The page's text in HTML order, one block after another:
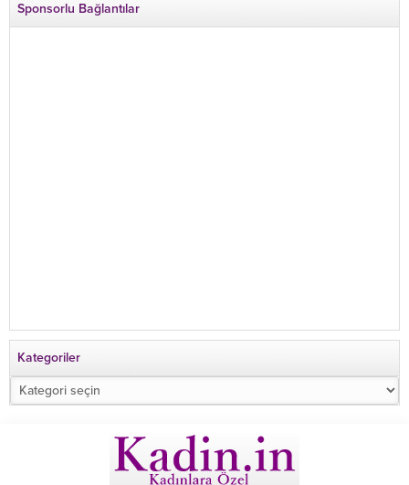
Sponsorlu Bağlantılar
Kategoriler
Kategoriler